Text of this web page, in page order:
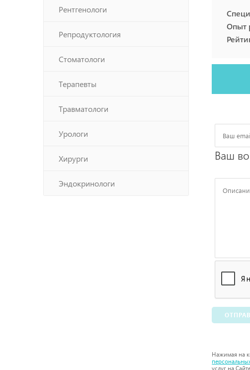
Опыт
Ваш
Нажимая на
услуг на
Рентгенологи
Репродуктология
Стоматологи
Терапевты
Травматологи
Урологи
Хирурги
Эндокринологи